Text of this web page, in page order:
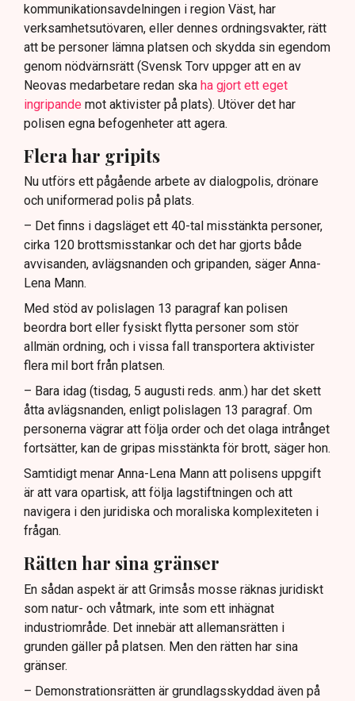
kommunikationsavdelningen i region Väst, har
verksamhetsutövaren, eller dennes ordningsvakter, rätt
att be personer lämna platsen och skydda sin egendom
genom nödvärnsrätt (Svensk Torv uppger att en av
Neovas medarbetare redan ska ha gjort ett eget
ingripande mot aktivister på plats). Utöver det har
polisen egna befogenheter att agera.
Flera har gripits
Nu utförs ett pågående arbete av dialogpolis, drönare
och uniformerad polis på plats.
– Det finns i dagsläget ett 40-tal misstänkta personer,
cirka 120 brottsmisstankar och det har gjorts både
avvisanden, avlägsnanden och gripanden, säger Anna-
Lena Mann.
Med stöd av polislagen 13 paragraf kan polisen
beordra bort eller fysiskt flytta personer som stör
allmän ordning, och i vissa fall transportera aktivister
flera mil bort från platsen.
– Bara idag (tisdag, 5 augusti reds. anm.) har det skett
åtta avlägsnanden, enligt polislagen 13 paragraf. Om
personerna vägrar att följa order och det olaga intrånget
fortsätter, kan de gripas misstänkta för brott, säger hon.
Samtidigt menar Anna-Lena Mann att polisens uppgift
är att vara opartisk, att följa lagstiftningen och att
navigera i den juridiska och moraliska komplexiteten i
frågan.
Rätten har sina gränser
En sådan aspekt är att Grimsås mosse räknas juridiskt
som natur- och våtmark, inte som ett inhägnat
industriområde. Det innebär att allemansrätten i
grunden gäller på platsen. Men den rätten har sina
gränser.
– Demonstrationsrätten är grundlagsskyddad även på